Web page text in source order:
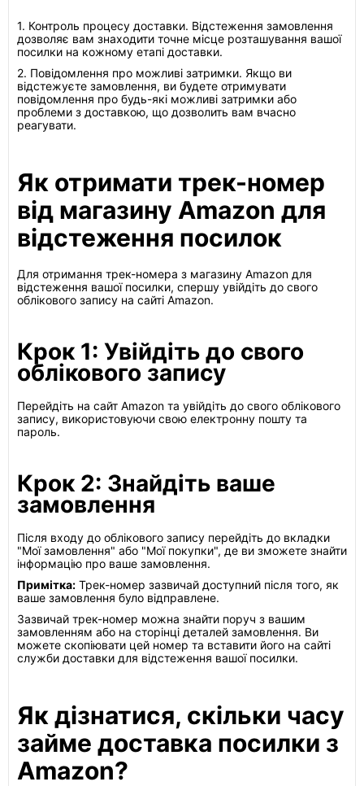
1. Контроль процесу доставки. Відстеження замовлення
дозволяє вам знаходити точне місце розташування вашої
посилки на кожному етапі доставки.
2. Повідомлення про можливі затримки. Якщо ви
відстежуєте замовлення, ви будете отримувати
повідомлення про будь-які можливі затримки або
проблеми з доставкою, що дозволить вам вчасно
реагувати.
Як отримати трек-номер
від магазину Amazon для
відстеження посилок
Для отримання трек-номера з магазину Amazon для
відстеження вашої посилки, спершу увійдіть до свого
облікового запису на сайті Amazon.
Крок 1: Увійдіть до свого
облікового запису
Перейдіть на сайт Amazon та увійдіть до свого облікового
запису, використовуючи свою електронну пошту та
пароль.
Крок 2: Знайдіть ваше
замовлення
Після входу до облікового запису перейдіть до вкладки
"Мої замовлення" або "Мої покупки", де ви зможете знайти
інформацію про ваше замовлення.
Примітка: Трек-номер зазвичай доступний після того, як
ваше замовлення було відправлене.
Зазвичай трек-номер можна знайти поруч з вашим
замовленням або на сторінці деталей замовлення. Ви
можете скопіювати цей номер та вставити його на сайті
служби доставки для відстеження вашої посилки.
Як дізнатися, скільки часу
займе доставка посилки з
Amazon?